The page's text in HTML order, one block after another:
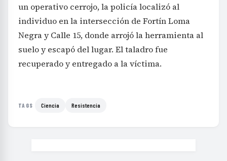
un operativo cerrojo, la policía localizó al
individuo en la intersección de Fortín Loma
Negra y Calle 15, donde arrojó la herramienta al
suelo y escapó del lugar. El taladro fue
recuperado y entregado a la víctima.
TAGS Ciencia Resistencia